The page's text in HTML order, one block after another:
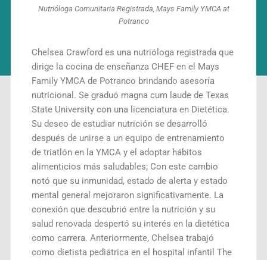
Nutrióloga Comunitaria Registrada, Mays Family YMCA at
Potranco
Chelsea Crawford es una nutrióloga registrada que
dirige la cocina de enseñanza CHEF en el Mays
Family YMCA de Potranco brindando asesoría
nutricional. Se graduó magna cum laude de Texas
State University con una licenciatura en Dietética.
Su deseo de estudiar nutrición se desarrolló
después de unirse a un equipo de entrenamiento
de triatlón en la YMCA y el adoptar hábitos
alimenticios más saludables; Con este cambio
notó que su inmunidad, estado de alerta y estado
mental general mejoraron significativamente. La
conexión que descubrió entre la nutrición y su
salud renovada despertó su interés en la dietética
como carrera. Anteriormente, Chelsea trabajó
como dietista pediátrica en el hospital infantil The